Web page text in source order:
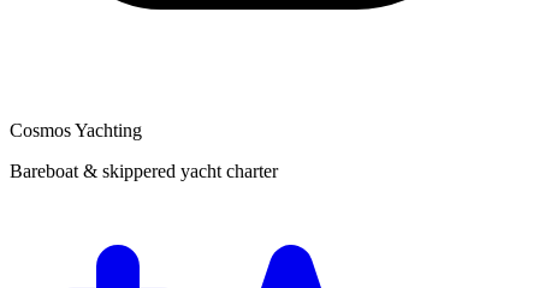
Cosmos Yachting
Bareboat & skippered yacht charter